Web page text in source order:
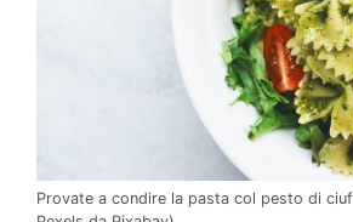
Provate a condire la pasta col pesto di